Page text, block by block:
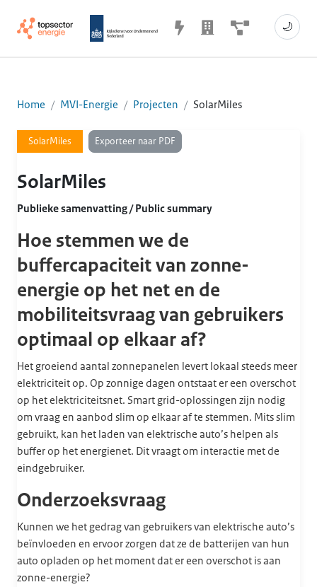
🌙
Home MVI-Energie Projecten SolarMiles
SolarMiles Exporteer naar PDF
SolarMiles
Publieke samenvatting / Public summary
Hoe stemmen we de
buffercapaciteit van zonne-
energie op het net en de
mobiliteitsvraag van gebruikers
optimaal op elkaar af?
Het groeiend aantal zonnepanelen levert lokaal steeds meer
elektriciteit op. Op zonnige dagen ontstaat er een overschot
op het elektriciteitsnet. Smart grid-oplossingen zijn nodig
om vraag en aanbod slim op elkaar af te stemmen. Mits slim
gebruikt, kan het laden van elektrische auto’s helpen als
buffer op het energienet. Dit vraagt om interactie met de
eindgebruiker.
Onderzoeksvraag
Kunnen we het gedrag van gebruikers van elektrische auto’s
beïnvloeden en ervoor zorgen dat ze de batterijen van hun
auto opladen op het moment dat er een overschot is aan
zonne-energie?